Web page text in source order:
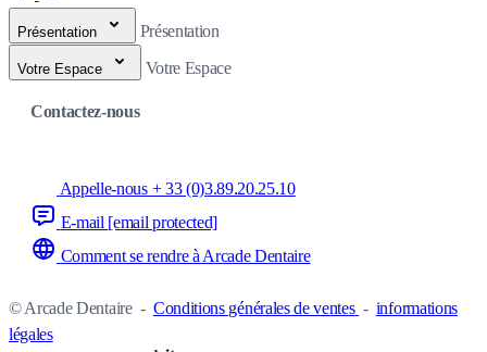
Présentation Présentation
Votre Espace Votre Espace
Contactez-nous
Appelle-nous + 33 (0)3.89.20.25.10
E-mail [email protected]
Comment se rendre à Arcade Dentaire
© Arcade Dentaire - Conditions générales de ventes - informations
légales